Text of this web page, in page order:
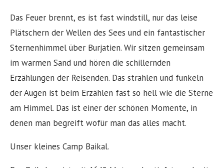
Das Feuer brennt, es ist fast windstill, nur das leise
Plätschern der Wellen des Sees und ein fantastischer
Sternenhimmel über Burjatien. Wir sitzen gemeinsam
im warmen Sand und hören die schillernden
Erzählungen der Reisenden. Das strahlen und funkeln
der Augen ist beim Erzählen fast so hell wie die Sterne
am Himmel. Das ist einer der schönen Momente, in
denen man begreift wofür man das alles macht.
Unser kleines Camp Baikal.